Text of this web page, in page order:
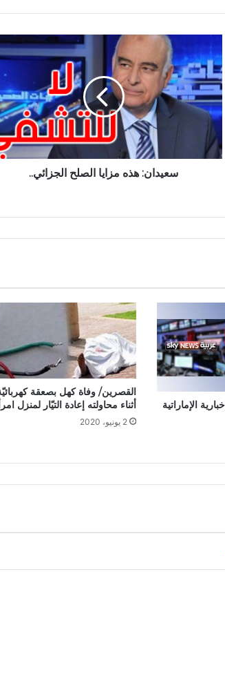
سعيدان: هذه مزايا الصلح الجزائي..
الإماراتية
القصرين/ وفاة كهل بصعقة
أثناء محاولته إعادة التيّار لمنزل
2 يونيو، 2020